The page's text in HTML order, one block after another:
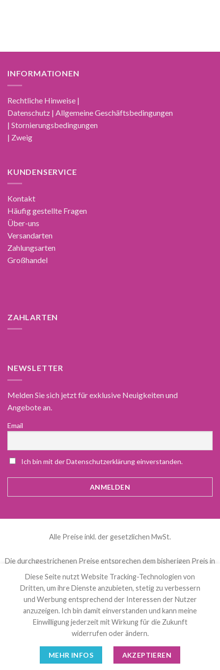
INFORMATIONEN
Rechtliche Hinweise |
Datenschutz | Allgemeine Geschäftsbedingungen
| Stornierungsbedingungen
| Zweig
KUNDENSERVICE
Kontakt
Häufig gestellte Fragen
Über-uns
Versandarten
Zahlungsarten
Großhandel
ZAHLARTEN
NEWSLETTER
Melden Sie sich jetzt für exklusive Neuigkeiten und
Angebote an.
Email
Ich bin mit der Datenschutzerklärung einverstanden.
Alle Preise inkl. der gesetzlichen MwSt.
Die durchgestrichenen Preise entsprechen dem bisherigen Preis in
diesem Online-Shop.
Diese Seite nutzt Website Tracking-Technologien von
Dritten, um ihre Dienste anzubieten, stetig zu verbessern
und Werbung entsprechend der Interessen der Nutzer
anzuzeigen. Ich bin damit einverstanden und kann meine
Einwilligung jederzeit mit Wirkung für die Zukunft
widerrufen oder ändern.
MEHR INFOS AKZEPTIEREN
العربية(Arabisch) Čeština(Tschechisch)
Nederlands( Niederländisch ) English (Englisch)
Französisch) Deutsch
Español(Spanisch) Svenska(Schwedisch